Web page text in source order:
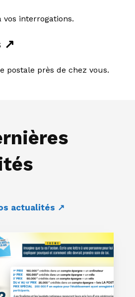
vos interrogations.
↗
postale près de chez vous.
actualités ↗